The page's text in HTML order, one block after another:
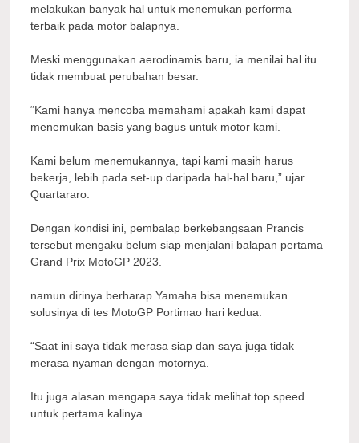
melakukan banyak hal untuk menemukan performa
terbaik pada motor balapnya.
Meski menggunakan aerodinamis baru, ia menilai hal itu
tidak membuat perubahan besar.
“Kami hanya mencoba memahami apakah kami dapat
menemukan basis yang bagus untuk motor kami.
Kami belum menemukannya, tapi kami masih harus
bekerja, lebih pada set-up daripada hal-hal baru,” ujar
Quartararo.
Dengan kondisi ini, pembalap berkebangsaan Prancis
tersebut mengaku belum siap menjalani balapan pertama
Grand Prix MotoGP 2023.
namun dirinya berharap Yamaha bisa menemukan
solusinya di tes MotoGP Portimao hari kedua.
“Saat ini saya tidak merasa siap dan saya juga tidak
merasa nyaman dengan motornya.
Itu juga alasan mengapa saya tidak melihat top speed
untuk pertama kalinya.